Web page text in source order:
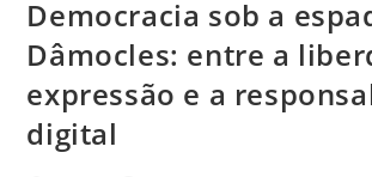
Democracia sob a
Dâmocles: entre a
expressão e a
digital